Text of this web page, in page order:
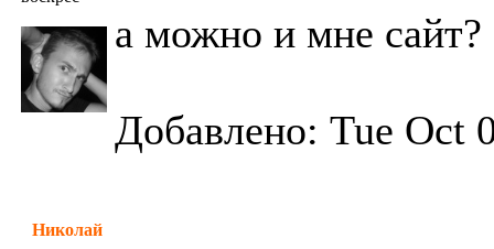
а можно и мне сайт?
Добавлено: Tue Oct
Николай